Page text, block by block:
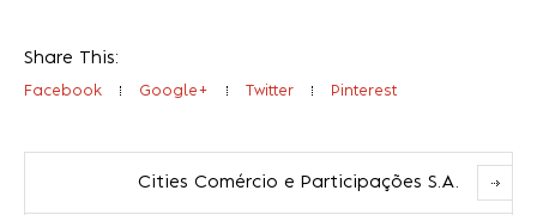
Share This:
Facebook Google+ Twitter Pinterest
Cities Comércio e Participações S.A.